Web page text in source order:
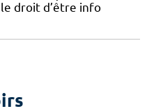
droit d’être info